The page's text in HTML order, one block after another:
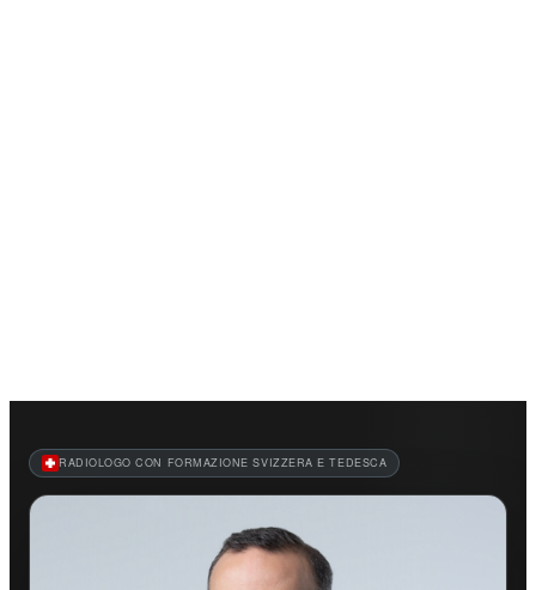
RADIOLOGO CON FORMAZIONE SVIZZERA E TEDESCA